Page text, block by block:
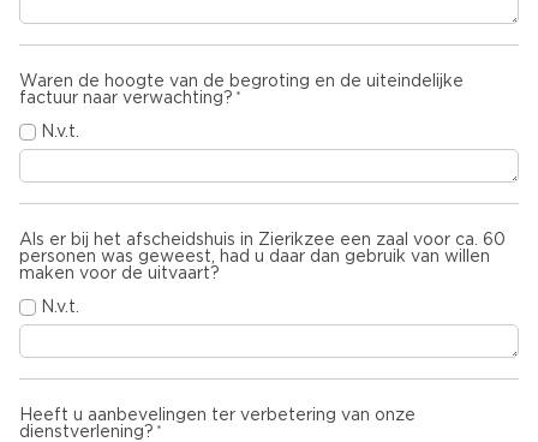
Waren de hoogte van de begroting en de uiteindelijke
factuur naar verwachting?
N.v.t.
Als er bij het afscheidshuis in Zierikzee een zaal voor ca. 60
personen was geweest, had u daar dan gebruik van willen
maken voor de uitvaart?
N.v.t.
Heeft u aanbevelingen ter verbetering van onze
dienstverlening?